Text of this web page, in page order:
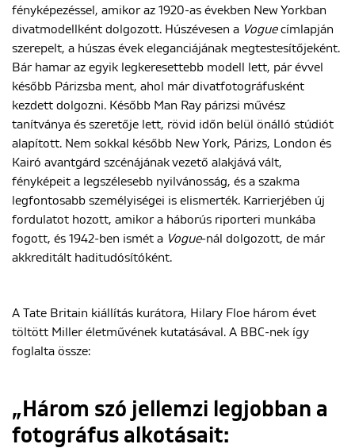
fényképezéssel, amikor az 1920-as években New Yorkban
divatmodellként dolgozott. Húszévesen a Voguecímlapján
szerepelt, a húszas évek eleganciájának megtestesítőjeként.
Bár hamar az egyik legkeresettebb modell lett, pár évvel
később Párizsba ment, ahol már divatfotográfusként
kezdett dolgozni. Később Man Ray párizsi művész
tanítványa és szeretője lett, rövid időn belül önálló stúdiót
alapított. Nem sokkal később New York, Párizs, London és
Kairó avantgárd szcénájának vezető alakjává vált,
fényképeit a legszélesebb nyilvánosság, és a szakma
legfontosabb személyiségei is elismerték. Karrierjében új
fordulatot hozott, amikor a háborús riporteri munkába
fogott, és 1942-ben ismét a Vogue-nál dolgozott, de már
akkreditált haditudósítóként.
A Tate Britain kiállítás kurátora, Hilary Floe három évet
töltött Miller életművének kutatásával. A BBC-nek így
foglalta össze:
„Három szó jellemzi legjobban a
fotográfus alkotásait: